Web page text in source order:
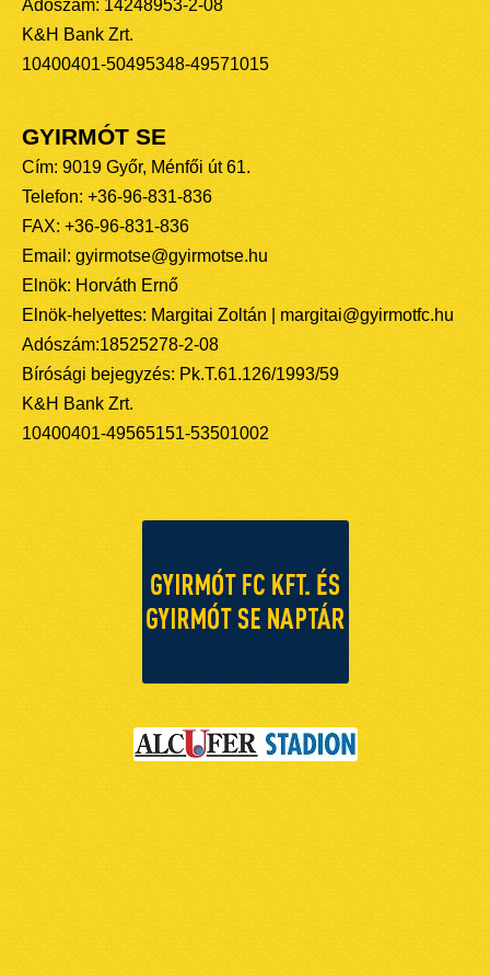
Adószám: 14248953-2-08
K&H Bank Zrt.
10400401-50495348-49571015
GYIRMÓT SE
Cím: 9019 Győr, Ménfői út 61.
Telefon: +36-96-831-836
FAX: +36-96-831-836
Email: gyirmotse@gyirmotse.hu
Elnök: Horváth Ernő
Elnök-helyettes: Margitai Zoltán | margitai@gyirmotfc.hu
Adószám:18525278-2-08
Bírósági bejegyzés: Pk.T.61.126/1993/59
K&H Bank Zrt.
10400401-49565151-53501002